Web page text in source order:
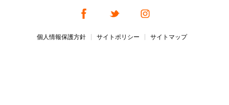
個人情報保護方針 サイトポリシー サイトマップ